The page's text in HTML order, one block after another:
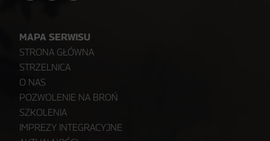
MAPA SERWISU
STRONA GŁÓWNA
STRZELNICA
O NAS
POZWOLENIE NA BROŃ
SZKOLENIA
IMPREZY INTEGRACYJNE